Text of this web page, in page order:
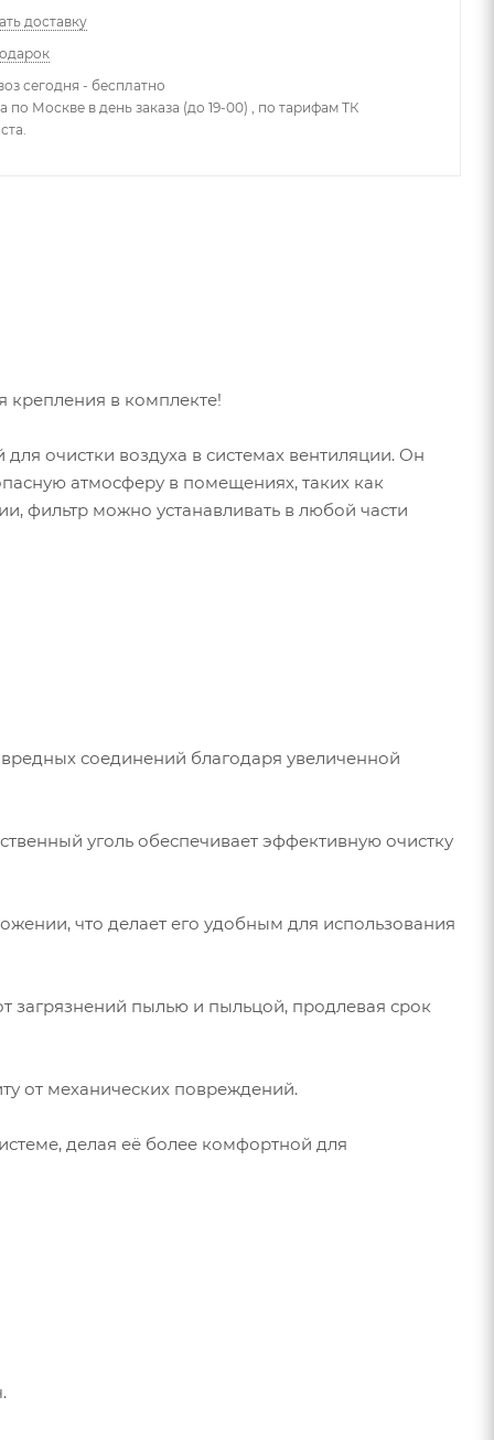
доставку
сегодня - бесплатно
по Москве в день заказа (до 19-00) , по тарифам ТК
в комплекте!
очистки воздуха в системах вентиляции. Он
атмосферу в помещениях, таких как
фильтр можно устанавливать в любой части
соединений благодаря увеличенной
уголь обеспечивает эффективную очистку
что делает его удобным для использования
загрязнений пылью и пыльцой, продлевая срок
от механических повреждений.
делая её более комфортной для